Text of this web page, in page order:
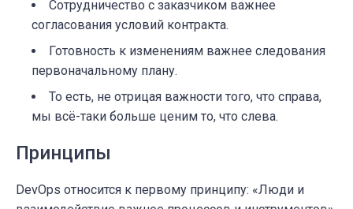
Сотрудничество с заказчиком важнее
согласования условий контракта.
Готовность к изменениям важнее следования
первоначальному плану.
То есть, не отрицая важности того, что справа,
мы всё-таки больше ценим то, что слева.
Принципы
DevOps относится к первому принципу: «Люди и